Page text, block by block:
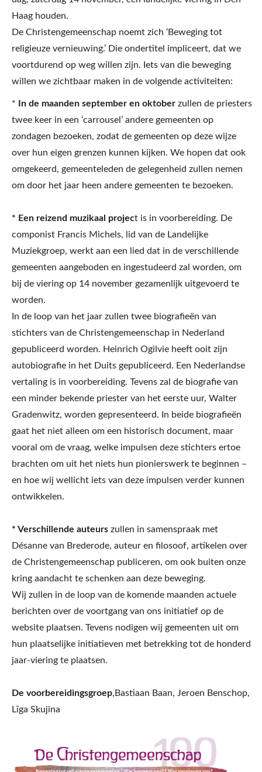
Haag houden.
De Christengemeenschap noemt zich ‘Beweging tot
religieuze vernieuwing.’ Die ondertitel impliceert, dat we
voortdurend op weg willen zijn. Iets van die beweging
willen we zichtbaar maken in de volgende activiteiten:
* In de maanden september en oktober zullen de priesters
twee keer in een ‘carrousel’ andere gemeenten op
zondagen bezoeken, zodat de gemeenten op deze wijze
over hun eigen grenzen kunnen kijken. We hopen dat ook
omgekeerd, gemeenteleden de gelegenheid zullen nemen
om door het jaar heen andere gemeenten te bezoeken.
* Een reizend muzikaal project is in voorbereiding. De
componist Francis Michels, lid van de Landelijke
Muziekgroep, werkt aan een lied dat in de verschillende
gemeenten aangeboden en ingestudeerd zal worden, om
bij de viering op 14 november gezamenlijk uitgevoerd te
worden.
In de loop van het jaar zullen twee biografieën van
stichters van de Christengemeenschap in Nederland
gepubliceerd worden. Heinrich Ogilvie heeft ooit zijn
autobiografie in het Duits gepubliceerd. Een Nederlandse
vertaling is in voorbereiding. Tevens zal de biografie van
een minder bekende priester van het eerste uur, Walter
Gradenwitz, worden gepresenteerd. In beide biografieën
gaat het niet alleen om een historisch document, maar
vooral om de vraag, welke impulsen deze stichters ertoe
brachten om uit het niets hun pionierswerk te beginnen –
en hoe wij wellicht iets van deze impulsen verder kunnen
ontwikkelen.
* Verschillende auteurs zullen in samenspraak met
Désanne van Brederode, auteur en filosoof, artikelen over
de Christengemeenschap publiceren, om ook buiten onze
kring aandacht te schenken aan deze beweging.
Wij zullen in de loop van de komende maanden actuele
berichten over de voortgang van ons initiatief op de
website plaatsen. Tevens nodigen wij gemeenten uit om
hun plaatselijke initiatieven met betrekking tot de honderd
jaar-viering te plaatsen.
De voorbereidingsgroep,Bastiaan Baan, Jeroen Benschop,
Līga Skujina